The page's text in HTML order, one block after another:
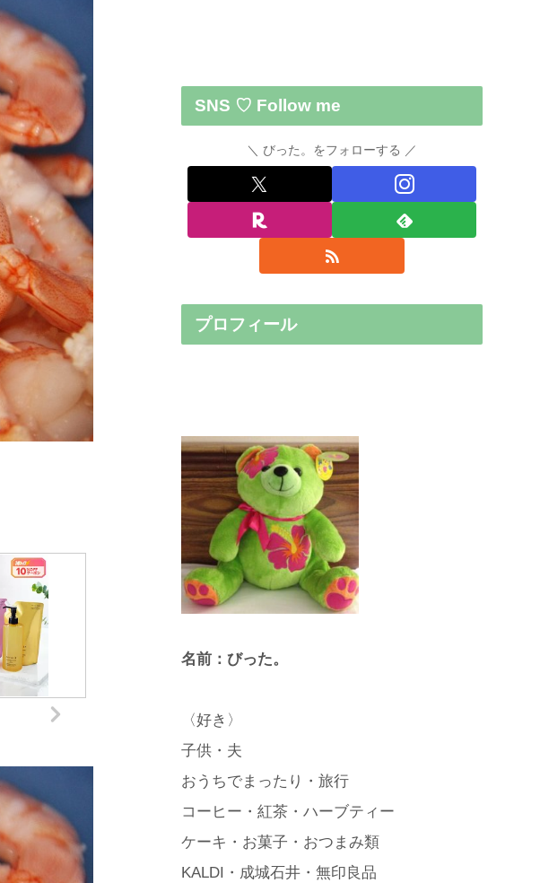
SNS ♡ Follow me
びった。をフォローする
プロフィール
名前：びった。
〈好き〉
子供・夫
おうちでまったり・旅行
コーヒー・紅茶・ハーブティー
ケーキ・お菓子・おつまみ類
KALDI・成城石井・無印良品